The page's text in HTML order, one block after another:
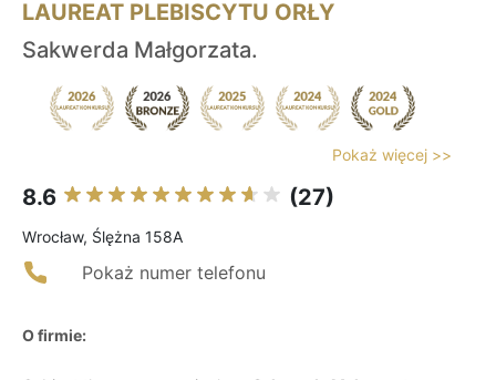
LAUREAT PLEBISCYTU ORŁY
Sakwerda Małgorzata.
Pokaż więcej >>
8.6 (27)
Wrocław, Ślężna 158A
Pokaż numer telefonu
O firmie: